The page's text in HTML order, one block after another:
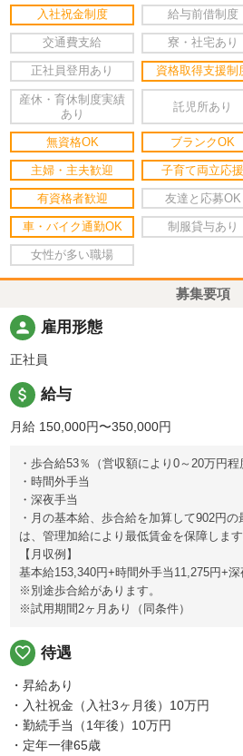
入社祝金制度 給与前借制度
交通費支給 寮・社宅あり
正社員登用あり 資格取得支援制
産休・育休制度実績
あり
託児所あり
無資格OK ブランクOK
主婦・主夫歓迎 子育て両立応援
有資格者歓迎 友達と応募OK
車・バイク通勤OK 制服貸与あり
女性が多い職場
募集要項
person 雇用形態
正社員
attach_money 給与
月給 150,000円〜350,000円
・歩合給53％（営収額により0～20万円程
・時間外手当
・深夜手当
・月の基本給、歩合給を加算して902円
は、管理加給により最低賃金を保障します
【月収例】
基本給153,340円+時間外手当11,275円+
※別途歩合給があります。
※試用期間2ヶ月あり（同条件）
favorite_border 待遇
・昇給あり
・入社祝金（入社3ヶ月後）10万円
・勤続手当（1年後）10万円
・定年一律65歳